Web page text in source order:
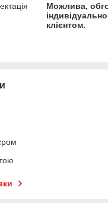
Можлива,
клієнтом.